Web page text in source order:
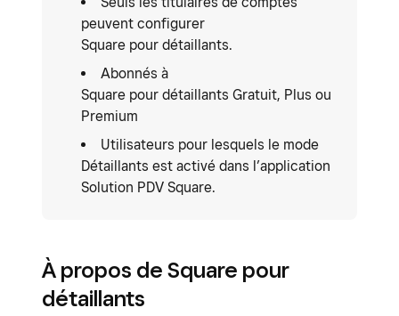
peuvent configurer
Square pour détaillants.
Abonnés à
Square pour détaillants Gratuit, Plus ou
Premium
Utilisateurs pour lesquels le mode
Détaillants est activé dans l’application
Solution PDV Square.
À propos de Square pour
détaillants